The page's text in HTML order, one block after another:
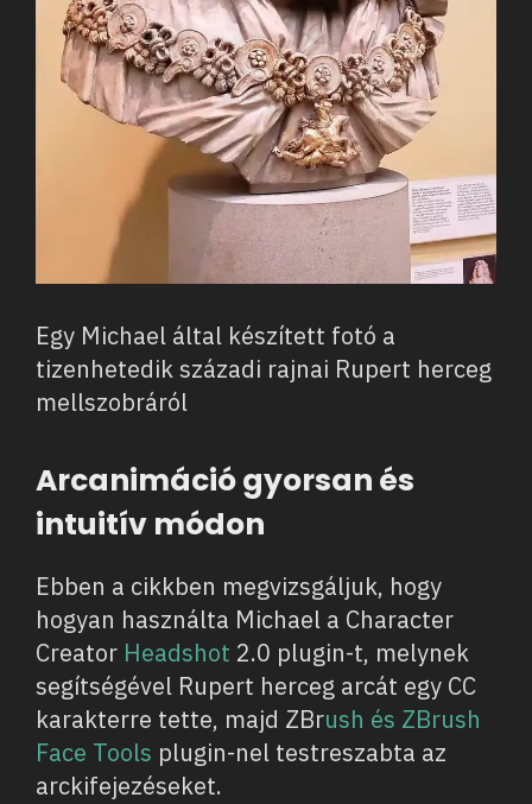
Egy Michael által készített fotó a
tizenhetedik századi rajnai Rupert herceg
mellszobráról
Arcanimáció gyorsan és
intuitív módon
Ebben a cikkben megvizsgáljuk, hogy
hogyan használta Michael a Character
Creator Headshot 2.0 plugin-t, melynek
segítségével Rupert herceg arcát egy CC
karakterre tette, majd ZBrush és ZBrush
Face Tools plugin-nel testreszabta az
arckifejezéseket.